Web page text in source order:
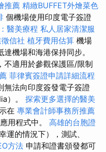
推薦 精緻BUFFET外燴菜色
個機場使用印度電子簽證
醫美療程 私人居家清潔服
信社 植牙費用估算 機場
機場和海港保持同步。
不適用於參觀保護區/限制
菲律賓簽證申請詳細流程
無法向印度簽發電子簽證
）。 探索更多選擇的醫美
在 專業會計師事務所推薦
應用程式中。 高雄的台胞證
運的情況下），測試、
方法 申請和證書頒發都可